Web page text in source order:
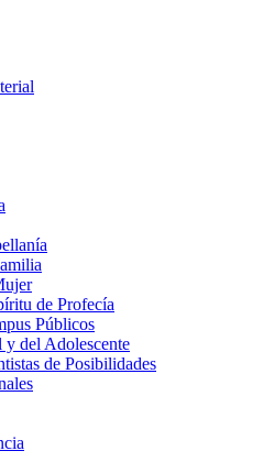
de Profecía
Públicos
del Adolescente
de Posibilidades